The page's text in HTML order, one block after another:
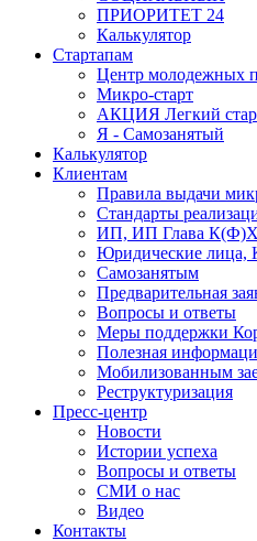
ПРИОРИТЕТ 24
Калькулятор
Стартапам
Центр молодежных
Микро-старт
АКЦИЯ Легкий
Я - Самозанятый
Калькулятор
Клиентам
Правила выдачи
Стандарты
ИП, ИП Глава К(Ф)Х
Юридические
Самозанятым
Предварительная
Вопросы и ответы
Меры поддержки
Полезная
Мобилизованным
Реструктуризация
Пресс-центр
Новости
Истории успеха
Вопросы и ответы
СМИ о нас
Видео
Контакты